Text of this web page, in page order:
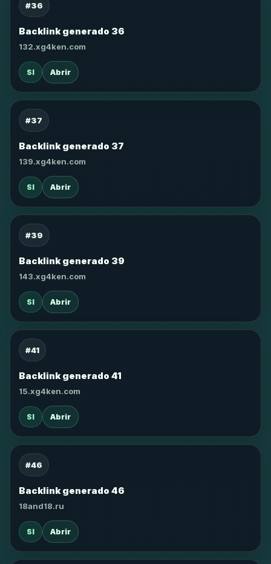
#36
Backlink generado 36
132.xg4ken.com
SI Abrir
#37
Backlink generado 37
139.xg4ken.com
SI Abrir
#39
Backlink generado 39
143.xg4ken.com
SI Abrir
#41
Backlink generado 41
15.xg4ken.com
SI Abrir
#46
Backlink generado 46
18and18.ru
SI Abrir